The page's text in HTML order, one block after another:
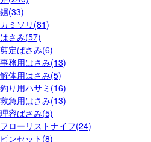
鋸(33)
カミソリ(81)
はさみ(57)
剪定ばさみ(6)
事務用はさみ(13)
解体用はさみ(5)
釣り用ハサミ(16)
救急用はさみ(13)
理容ばさみ(5)
フローリストナイフ(24)
ピンセット(8)